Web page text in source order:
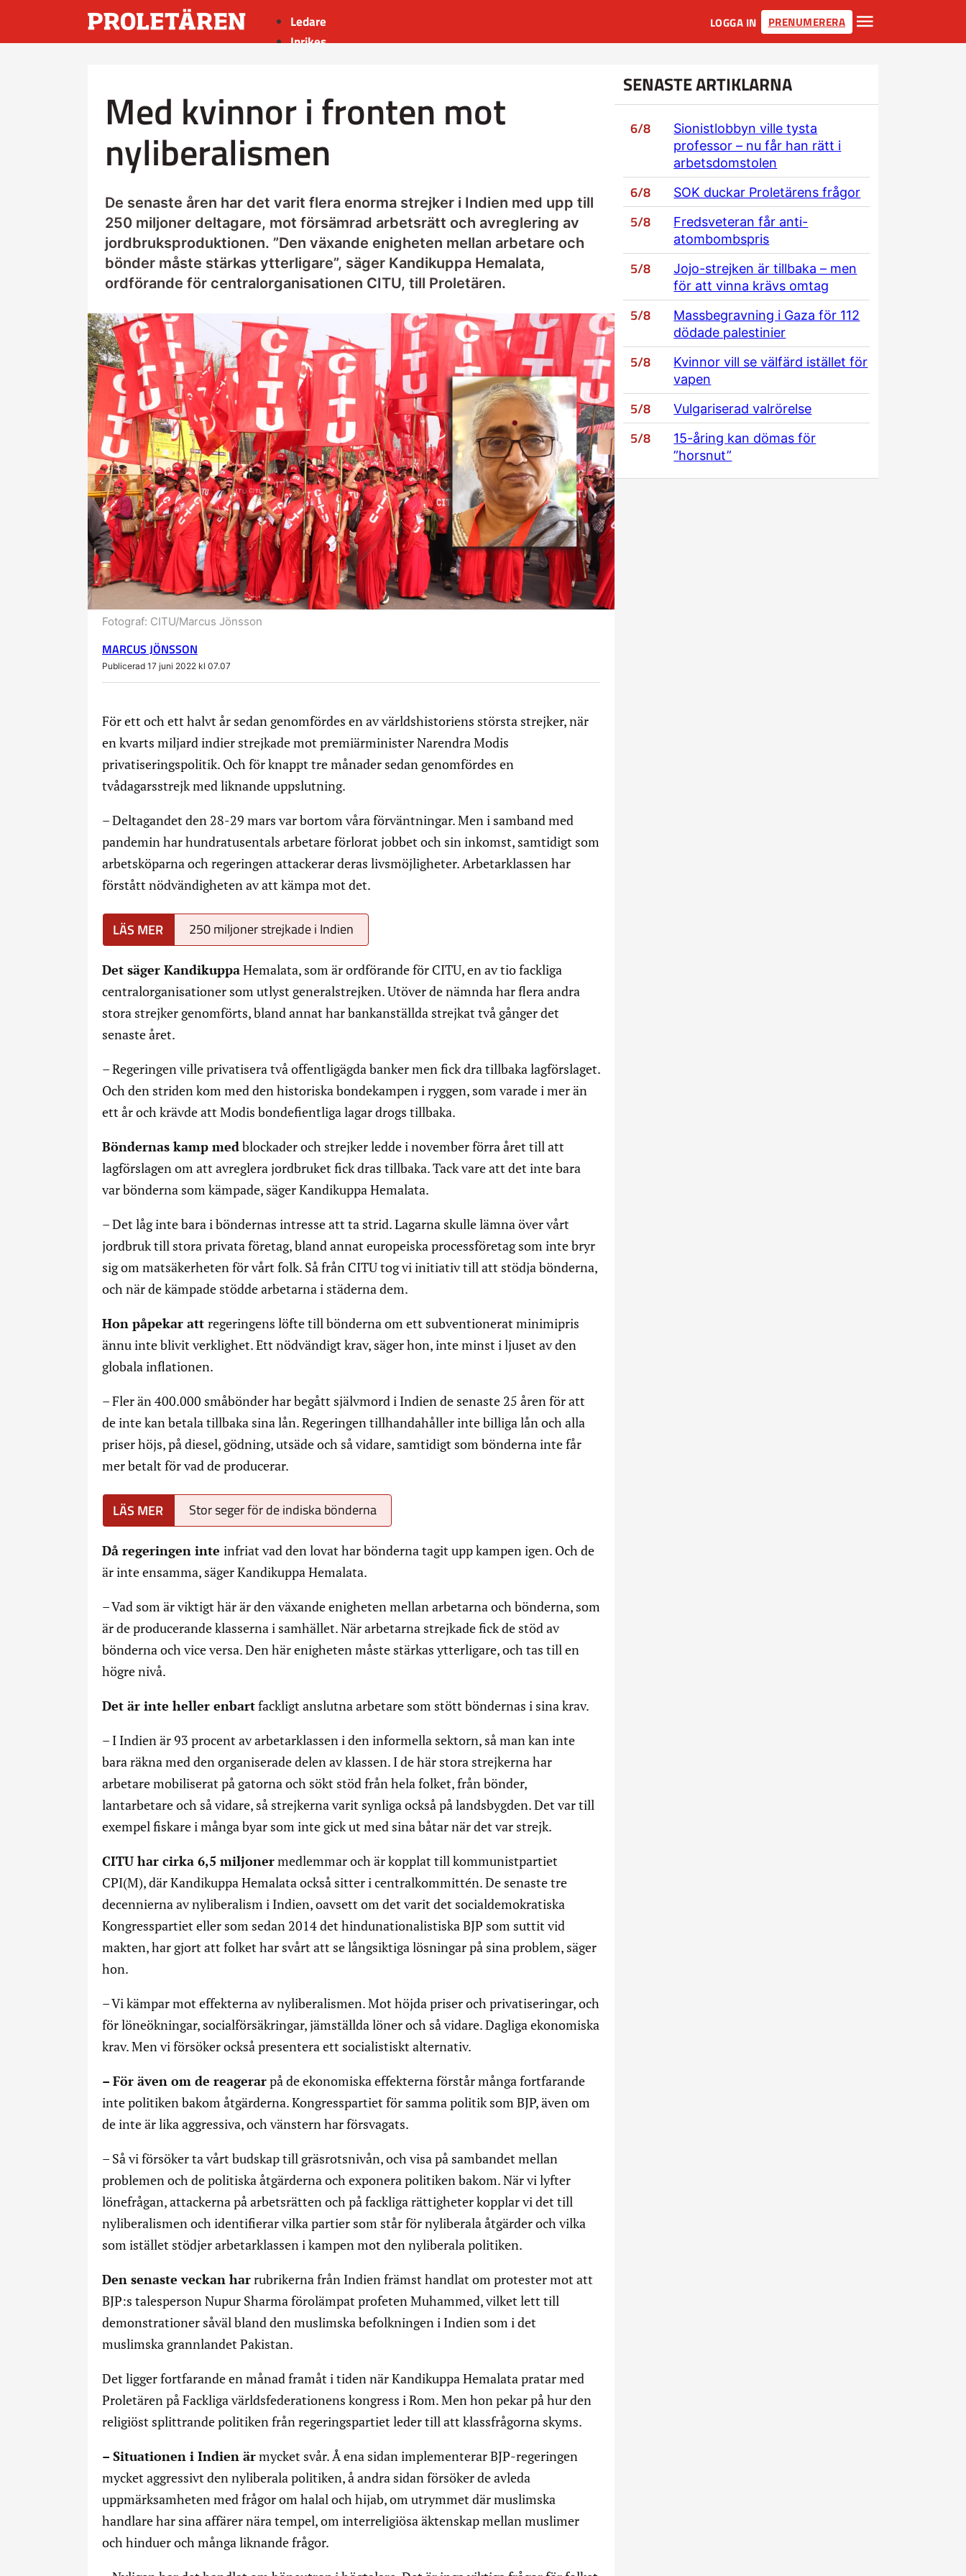
Ledare
Inrikes
Sport
Insänt
LOGGA IN PRENUMERERA
Med kvinnor i fronten mot
nyliberalismen
De senaste åren har det varit flera enorma strejker i Indien med upp till
250 miljoner deltagare, mot försämrad arbetsrätt och avreglering av
jordbruksproduktionen. ”Den växande enigheten mellan arbetare och
bönder måste stärkas ytterligare”, säger Kandikuppa Hemalata,
ordförande för centralorganisationen CITU, till Proletären.
Fotograf: CITU/Marcus Jönsson
MARCUS JÖNSSON
Publicerad 17 juni 2022 kl 07.07
För ett och ett halvt år sedan genomfördes en av världshistoriens största strejker, när
en kvarts miljard indier strejkade mot premiärminister Narendra Modis
privatiseringspolitik. Och för knappt tre månader sedan genomfördes en
tvådagarsstrejk med liknande uppslutning.
– Deltagandet den 28-29 mars var bortom våra förväntningar. Men i samband med
pandemin har hundratusentals arbetare förlorat jobbet och sin inkomst, samtidigt som
arbetsköparna och regeringen attackerar deras livsmöjligheter. Arbetarklassen har
förstått nödvändigheten av att kämpa mot det.
250 miljoner strejkade i Indien
Det säger KandikuppaHemalata, som är ordförande för CITU, en av tio fackliga
centralorganisationer som utlyst generalstrejken. Utöver de nämnda har flera andra
stora strejker genomförts, bland annat har bankanställda strejkat två gånger det
senaste året.
– Regeringen ville privatisera två offentligägda banker men fick dra tillbaka lagförslaget.
Och den striden kom med den historiska bondekampen i ryggen, som varade i mer än
ett år och krävde att Modis bondefientliga lagar drogs tillbaka.
Böndernas kamp medblockader och strejker ledde i november förra året till att
lagförslagen om att avreglera jordbruket fick dras tillbaka. Tack vare att det inte bara
var bönderna som kämpade, säger Kandikuppa Hemalata.
– Det låg inte bara i böndernas intresse att ta strid. Lagarna skulle lämna över vårt
jordbruk till stora privata företag, bland annat europeiska processföretag som inte bryr
sig om matsäkerheten för vårt folk. Så från CITU tog vi initiativ till att stödja bönderna,
och när de kämpade stödde arbetarna i städerna dem.
Hon påpekar att regeringens löfte till bönderna om ett subventionerat minimipris
ännu inte blivit verklighet. Ett nödvändigt krav, säger hon, inte minst i ljuset av den
globala inflationen.
– Fler än 400.000 småbönder har begått självmord i Indien de senaste 25 åren för att
de inte kan betala tillbaka sina lån. Regeringen tillhandahåller inte billiga lån och alla
priser höjs, på diesel, gödning, utsäde och så vidare, samtidigt som bönderna inte får
mer betalt för vad de producerar.
Stor seger för de indiska bönderna
Då regeringen inte infriat vad den lovat har bönderna tagit upp kampen igen. Och de
är inte ensamma, säger Kandikuppa Hemalata.
– Vad som är viktigt här är den växande enigheten mellan arbetarna och bönderna, som
är de producerande klasserna i samhället. När arbetarna strejkade fick de stöd av
bönderna och vice versa. Den här enigheten måste stärkas ytterligare, och tas till en
högre nivå.
Det är inte heller enbartfackligt anslutna arbetare som stött böndernas i sina krav.
– I Indien är 93 procent av arbetarklassen i den informella sektorn, så man kan inte
bara räkna med den organiserade delen av klassen. I de här stora strejkerna har
arbetare mobiliserat på gatorna och sökt stöd från hela folket, från bönder,
lantarbetare och så vidare, så strejkerna varit synliga också på landsbygden. Det var till
exempel fiskare i många byar som inte gick ut med sina båtar när det var strejk.
CITU har cirka 6,5 miljonermedlemmar och är kopplat till kommunistpartiet
CPI(M), där Kandikuppa Hemalata också sitter i centralkommittén. De senaste tre
decennierna av nyliberalism i Indien, oavsett om det varit det socialdemokratiska
Kongresspartiet eller som sedan 2014 det hindunationalistiska BJP som suttit vid
makten, har gjort att folket har svårt att se långsiktiga lösningar på sina problem, säger
hon.
– Vi kämpar mot effekterna av nyliberalismen. Mot höjda priser och privatiseringar, och
för löneökningar, socialförsäkringar, jämställda löner och så vidare. Dagliga ekonomiska
krav. Men vi försöker också presentera ett socialistiskt alternativ.
– För även om de reagerarpå de ekonomiska effekterna förstår många fortfarande
inte politiken bakom åtgärderna. Kongresspartiet för samma politik som BJP, även om
de inte är lika aggressiva, och vänstern har försvagats.
– Så vi försöker ta vårt budskap till gräsrotsnivån, och visa på sambandet mellan
problemen och de politiska åtgärderna och exponera politiken bakom. När vi lyfter
lönefrågan, attackerna på arbetsrätten och på fackliga rättigheter kopplar vi det till
nyliberalismen och identifierar vilka partier som står för nyliberala åtgärder och vilka
som istället stödjer arbetarklassen i kampen mot den nyliberala politiken.
Den senaste veckan harrubrikerna från Indien främst handlat om protester mot att
BJP:s talesperson Nupur Sharma förolämpat profeten Muhammed, vilket lett till
demonstrationer såväl bland den muslimska befolkningen i Indien som i det
muslimska grannlandet Pakistan.
Det ligger fortfarande en månad framåt i tiden när Kandikuppa Hemalata pratar med
Proletären på Fackliga världsfederationens kongress i Rom. Men hon pekar på hur den
religiöst splittrande politiken från regeringspartiet leder till att klassfrågorna skyms.
– Situationen i Indien ärmycket svår. Å ena sidan implementerar BJP-regeringen
mycket aggressivt den nyliberala politiken, å andra sidan försöker de avleda
uppmärksamheten med frågor om halal och hijab, om utrymmet där muslimska
handlare har sina affärer nära tempel, om interreligiösa äktenskap mellan muslimer
och hinduer och många liknande frågor.
SENASTE ARTIKLARNA
6/8
Sionistlobbyn ville tysta
professor – nu får han rätt i
arbetsdomstolen
6/8 SOK duckar Proletärens frågor
5/8
Fredsveteran får anti-
atombombspris
5/8
Jojo-strejken är tillbaka – men
för att vinna krävs omtag
5/8
Massbegravning i Gaza för 112
dödade palestinier
5/8
Kvinnor vill se välfärd istället för
vapen
5/8 Vulgariserad valrörelse
5/8
15-åring kan dömas för
”horsnut”